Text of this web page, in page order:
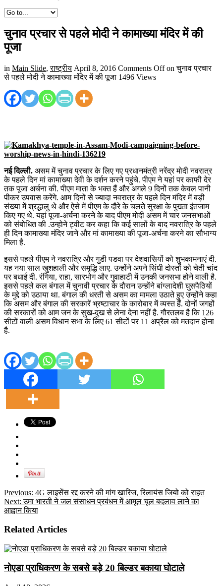
चुनाव प्रचार से पहले मोदी ने कामाख्या मंदिर में की
पूजा
in Main Slide,राष्ट्रीय April 8, 2016 Comments Offon चुनाव प्रचार
से पहले मोदी ने कामाख्या मंदिर में की पूजा 1496 Views
नई दिल्ली. असम में चुनाव प्रचार के लिए गए प्रधानमंत्री नरेंद्र मोदी नवरात्र
के पहले दिन मां कामाख्या देवी के दर्शन करने पहुंचे. पीएम ने यहां पर काफी देर
तक पूजा अर्चना की. पीएम माता के भक्त हैं और अगले 9 दिनों तक केवल पानी
पीकर उपवास करेंगे. आम दिनों से ज्यादा नवरात्र के पहले दिन मंदिर में बड़ी
संख्या में श्रद्धालु थे और ऐसे में पीएम के दौरे के चलते सुरक्षा के पुख्ता इंतजाम
किए गए थे. यहां पूजा-अर्चना करने के बाद पीएम मोदी असम में चार जनसभाओं
को संबोधित की .उन्होने ट्वीट कर कहा कि कई सालों के बाद नवरात्रि के पहले
ही दिन कामाख्या मंदिर जाने और मां कामाख्या की पूजा-अर्चना करने का सौभाग्य
मिला है.
इससे पहले पीएम ने नवरात्रि और गुडी पडवा पर देशवासियों को शुभकामनाएं दी.
यह नया साल खुशहाली और समृद्धि लाए. उन्होंने अपने सिंधी दोस्तों को चेती चांद
पर बधाई दी. रंगिया, राहा, सारभोग और गुवाहाटी में उनकी जनसभा होने वाली है.
इससे पहले कल बंगाल में चुनावी प्रचार के दौरान उन्होंने बांग्लादेशी घुसपैठियों
के मुद्दे को उठाया था. बंगाल की धरती से असम का मामला उठाते हुए उन्होंने कहा
कि असम और बंगाल की सरकारें भ्रष्टाचार के कारोबार में व्यस्त हैं. दोनों जगहों
की सरकारों को आम जन के सुख-दुख से लेना देना नहीं है. गौरतलब है कि 126
सीटों वाली असम विधान सभा के लिए 61 सीटों पर 11 अप्रैल को मतदान होना
है.
Previous: 4G लाइसेंस रद्द करने की मांग खारिज, रिलायंस जियो को राहत
Next: उमा भारती ने जल संसाधन प्रबंधन में आमूल चूल बदलाव लाने का
आह्वान किया
Related Articles
नोएडा प्राधिकरण के सबसे बड़े 20 बिल्डर बकाया घोटाले